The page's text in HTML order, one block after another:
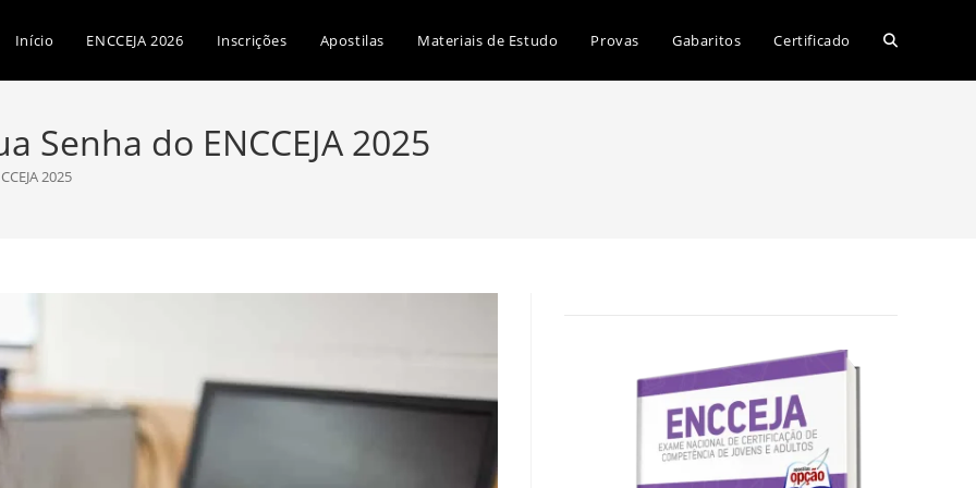
Início ENCCEJA 2026 Inscrições Apostilas Materiais de Estudo Provas Gabaritos Certificado Alternar
Senha do ENCCEJA 2025
2025